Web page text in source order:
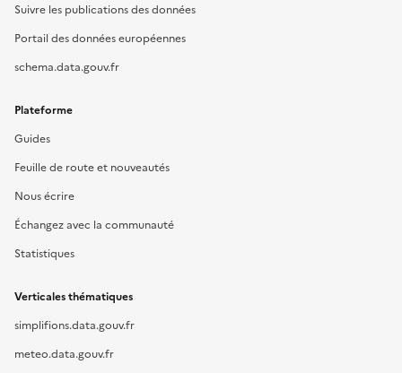
Suivre les publications des données
Portail des données européennes
schema.data.gouv.fr
Plateforme
Guides
Feuille de route et nouveautés
Nous écrire
Échangez avec la communauté
Statistiques
Verticales thématiques
simplifions.data.gouv.fr
meteo.data.gouv.fr